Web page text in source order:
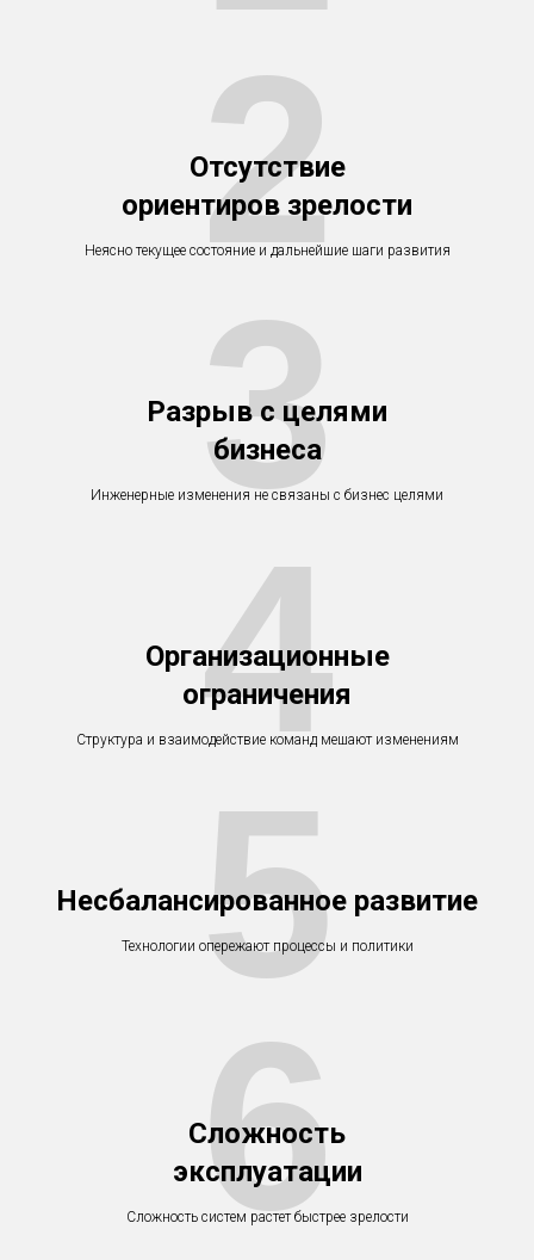
Отсутствие
ориентиров зрелости
Неясно текущее состояние и дальнейшие шаги развития
2
Разрыв с целями
бизнеса
Инженерные изменения не связаны с бизнес целями
3
Организационные
ограничения
Структура и взаимодействие команд мешают изменениям
4
Несбалансированное развитие
Технологии опережают процессы и политики
5
Сложность
эксплуатации
Сложность систем растет быстрее зрелости
6